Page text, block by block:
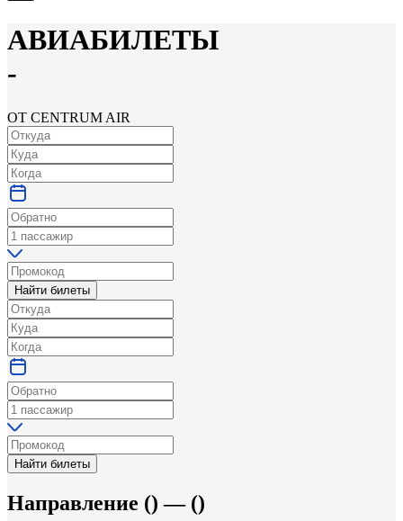
АВИАБИЛЕТЫ
-
ОТ CENTRUM AIR
Найти билеты
Найти билеты
Направление () — ()